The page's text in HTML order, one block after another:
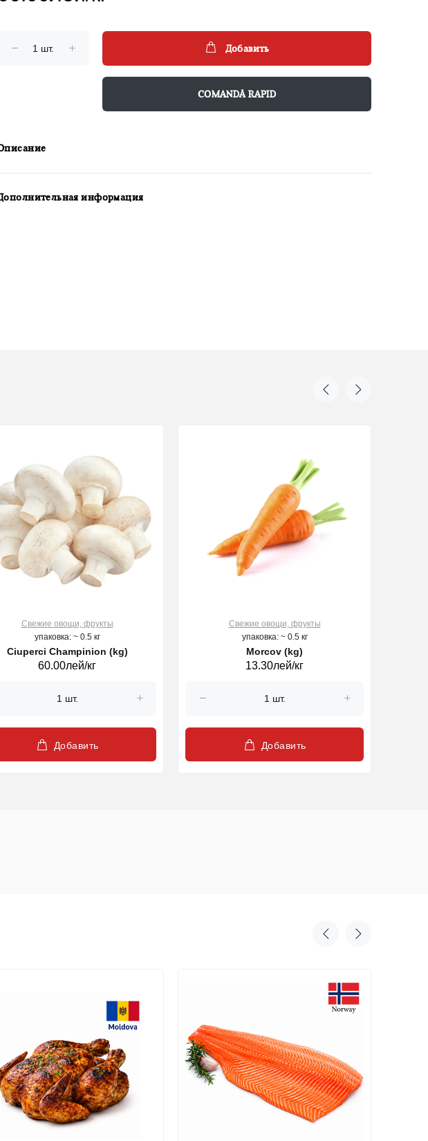
Добавить
COMANDĂ RAPID
информация
Свежие овощи, фрукты
упаковка: ~ 0.5 кг
Ciuperci Champinion (kg)
60.00лей/кг
Добавить
Свежие овощи, фрукты
упаковка: ~ 0.5 кг
Morcov (kg)
13.30лей/кг
Добавить